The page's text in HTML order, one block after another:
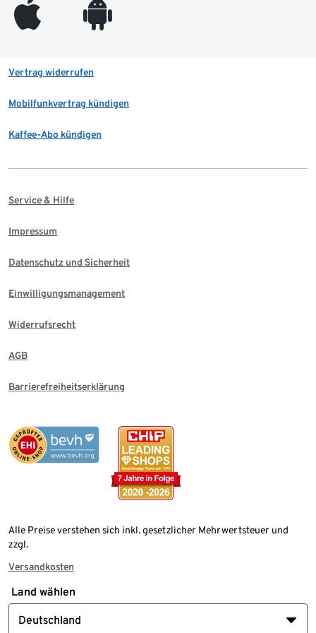
appleinc android
Vertrag widerrufen
Mobilfunkvertrag kündigen
Kaffee-Abo kündigen
Service & Hilfe
Impressum
Datenschutz und Sicherheit
Einwilligungsmanagement
Widerrufsrecht
AGB
Barrierefreiheitserklärung
Alle Preise verstehen sich inkl. gesetzlicher Mehrwertsteuer und
zzgl.
Versandkosten
Land wählen
Deutschland